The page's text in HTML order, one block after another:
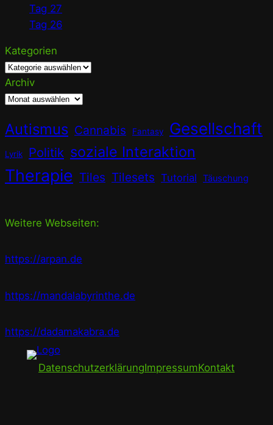
Tag 27
Tag 26
Kategorien
Archiv
Autismus Cannabis Fantasy Gesellschaft
Lyrik Politik soziale Interaktion
Therapie Tiles Tilesets Tutorial Täuschung
Weitere Webseiten:
https://arpan.de
https://mandalabyrinthe.de
https://dadamakabra.de
DatenschutzerklärungImpressumKontakt